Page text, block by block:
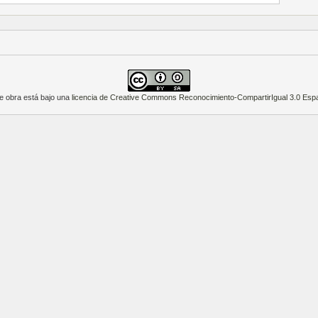
obra está bajo una licencia de Creative Commons Reconocimiento-CompartirIgual 3.0